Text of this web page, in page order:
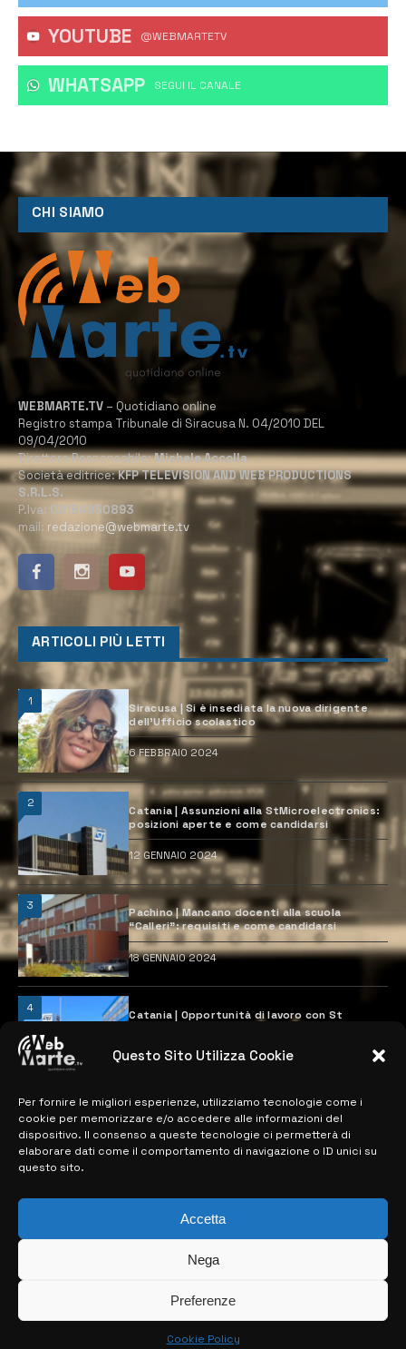
Questo Sito Utilizza Cookie
Per fornire le migliori esperienze, utilizziamo tecnologie come i
cookie per memorizzare e/o accedere alle informazioni del
dispositivo. Il consenso a queste tecnologie ci permetterà di
elaborare dati come il comportamento di navigazione o ID unici su
questo sito.
Accetta
Nega
Preferenze
Cookie Policy
YOUTUBE @WEBMARTETV
WHATSAPP ‎SEGUI IL CANALE
CHI SIAMO
WEBMARTE.TV – Quotidiano online
Registro stampa Tribunale di Siracusa N. 04/2010 DEL
09/04/2010
Direttore Responsabile:Michele Accolla
Società editrice:KFP TELEVISION AND WEB PRODUCTIONS
S.R.L.S.
P.Iva: 02184950893
mail: redazione@webmarte.tv
ARTICOLI PIÙ LETTI
1
Siracusa | Si è insediata la nuova dirigente
dell’Ufficio scolastico
6 FEBBRAIO 2024
2
Catania | Assunzioni alla StMicroelectronics:
posizioni aperte e come candidarsi
12 GENNAIO 2024
3
Pachino | Mancano docenti alla scuola
“Calleri”: requisiti e come candidarsi
18 GENNAIO 2024
4
Catania | Opportunità di lavoro con St
28 MARZO 2024
MAPPA DEL SITO
> NOTIZIE
> CONTATTI